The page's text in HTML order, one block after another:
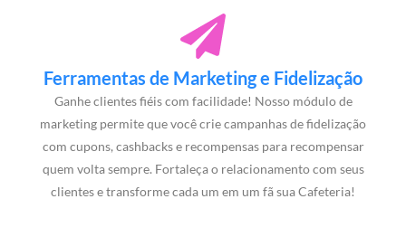
Ferramentas de Marketing e Fidelização
Ganhe clientes fiéis com facilidade! Nosso módulo de
marketing permite que você crie campanhas de fidelização
com cupons, cashbacks e recompensas para recompensar
quem volta sempre. Fortaleça o relacionamento com seus
clientes e transforme cada um em um fã sua Cafeteria!